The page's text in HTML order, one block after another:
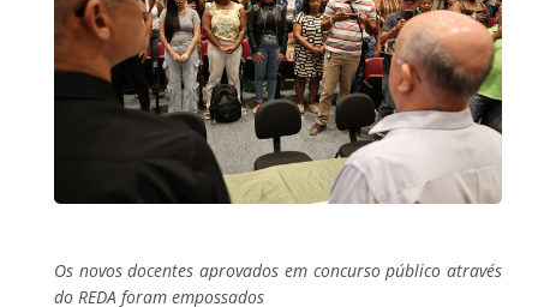
Os novos docentes aprovados em concurso público através
do REDA foram empossados